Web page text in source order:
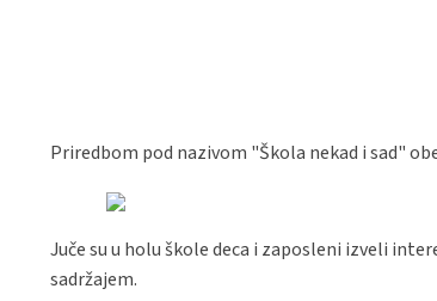
Priredbom pod nazivom "Škola nekad i sad"
Juče su u holu škole deca i zaposleni izveli
sadržajem.